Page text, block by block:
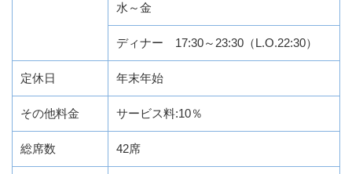
水～金
ディナー 17:30～23:30（L.O.22:30）
定休日 年末年始
その他料金 サービス料:10％
総席数 42席